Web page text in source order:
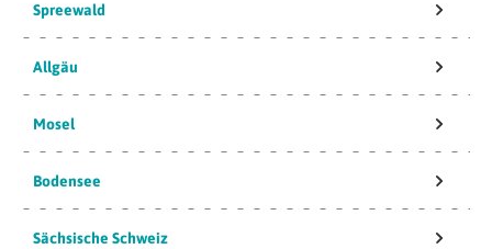
Spreewald
Allgäu
Mosel
Bodensee
Sächsische Schweiz